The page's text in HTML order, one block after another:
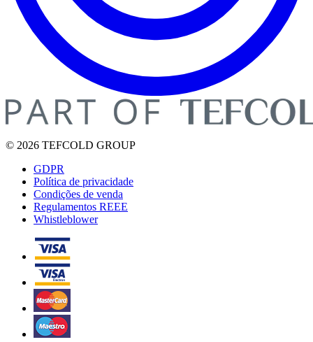
© 2026 TEFCOLD GROUP
GDPR
Política de privacidade
Condições de venda
Regulamentos REEE
Whistleblower